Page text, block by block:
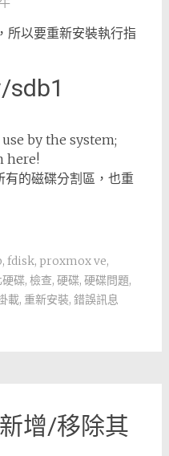
所以要重新安裝執行指
sdb1
by the system;
here!
的磁碟分割區，也重
, fdisk, proxmox ve,
碟, 檢查, 硬碟, 硬碟問題,
載, 重新安裝, 錯誤訊息
增/移除其